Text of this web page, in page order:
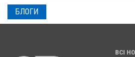
БЛОГИ
ВСІ